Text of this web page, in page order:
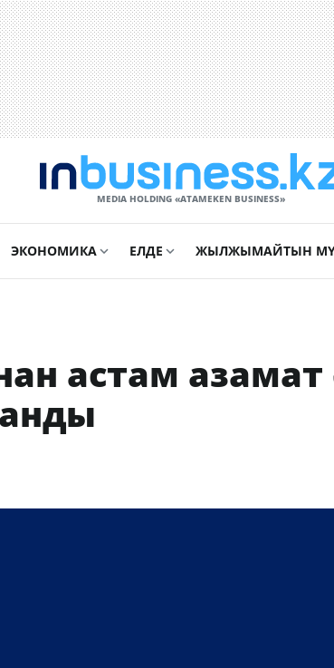
MEDIA HOLDING «ATAMEKЕN BUSINESS»
ЭКОНОМИКА ЕЛДЕ ЖЫЛЖЫМАЙТЫН
астам